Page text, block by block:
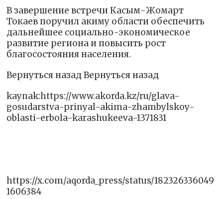
В завершение встречи Касым-Жомарт
Токаев поручил акиму области обеспечить
дальнейшее социально-экономическое
развитие региона и повысить рост
благосостояния населения.
Вернуться назад Вернуться назад
kaynak:https://www.akorda.kz/ru/glava-
gosudarstva-prinyal-akima-zhambylskoy-
oblasti-erbola-karashukeeva-1371831
https://x.com/aqorda_press/status/182326336049
1606384